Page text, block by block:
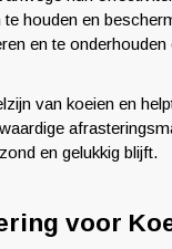
houden en
en te
van koeien en
en gelukkig blijft.
voor